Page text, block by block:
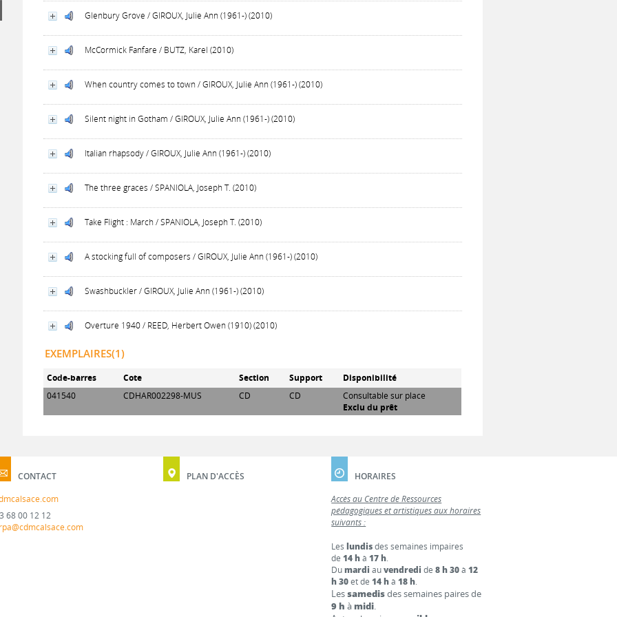
Glenbury Grove / GIROUX, Julie Ann (1961-) (2010)
McCormick Fanfare / BUTZ, Karel (2010)
When country comes to town / GIROUX, Julie Ann (1961-) (2010)
Silent night in Gotham / GIROUX, Julie Ann (1961-) (2010)
Italian rhapsody / GIROUX, Julie Ann (1961-) (2010)
The three graces / SPANIOLA, Joseph T. (2010)
Take Flight : March / SPANIOLA, Joseph T. (2010)
A stocking full of composers / GIROUX, Julie Ann (1961-) (2010)
Swashbuckler / GIROUX, Julie Ann (1961-) (2010)
Overture 1940 / REED, Herbert Owen (1910) (2010)
EXEMPLAIRES(1)
Code-barres Cote Section Support
Disponibilité
041540
CDHAR002298-MUS CD CD
Consultable sur place
Exclu du prêt
CONTACT
68 00 12 12
PLAN D'ACCÈS
HORAIRES
Accès au Centre de Ressources
pédagogiques et artistiques aux horaires
suivants :
Leslundisdes semaines impaires
de14 hà17 h.
Dumardi auvendredi de8 h 30à12
h 30et de14 hà18 h.
Lessamedisdes semaines paires de
9 h à midi.